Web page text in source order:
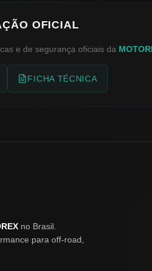
OFICIAL
e de segurança oficiais da
FICHA TÉCNICA
no Brasil.
para off-road,